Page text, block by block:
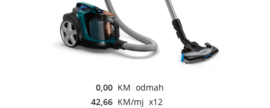
0,00 KM odmah
42,66 KM/mj x12